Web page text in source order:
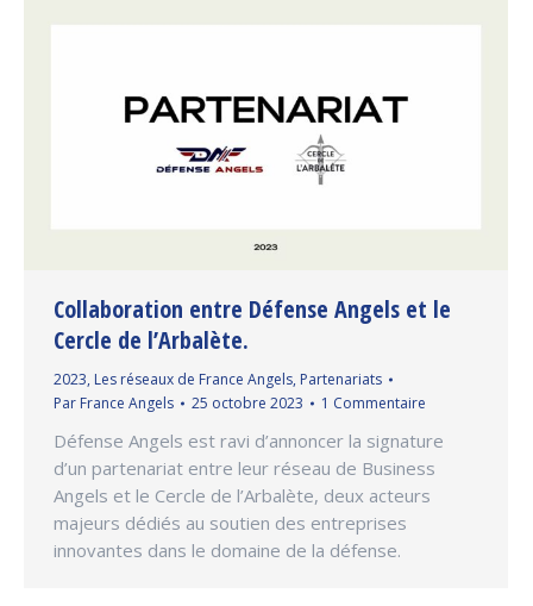
Collaboration entre Défense Angels et le
Cercle de l’Arbalète.
2023, Les réseaux de France Angels, Partenariats
Par France Angels 25 octobre 2023 1 Commentaire
Défense Angels est ravi d’annoncer la signature
d’un partenariat entre leur réseau de Business
Angels et le Cercle de l’Arbalète, deux acteurs
majeurs dédiés au soutien des entreprises
innovantes dans le domaine de la défense.